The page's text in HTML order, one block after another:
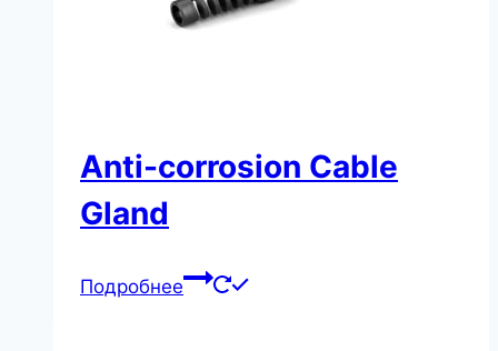
Anti-corrosion Cable
Gland
Подробнее